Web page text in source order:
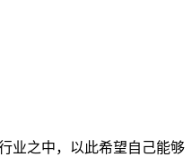
业之中，以此希望自己能够